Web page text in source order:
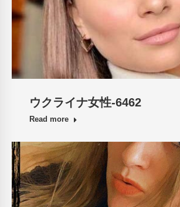
ウクライナ女性-6462
Read more